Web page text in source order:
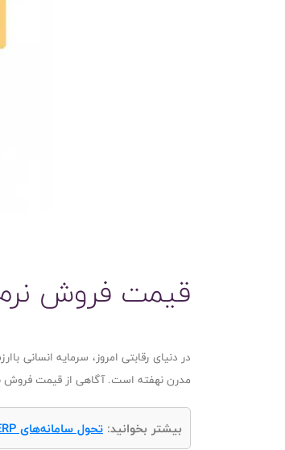
قیمت فروش
در دنیای رقابتی امروز، سرمایه انسانی
مدرن نهفته است. آگاهی از قیمت فروش
بیشتر بخوانید: تحول سامانه‌های ERP با هوش مصنوعی